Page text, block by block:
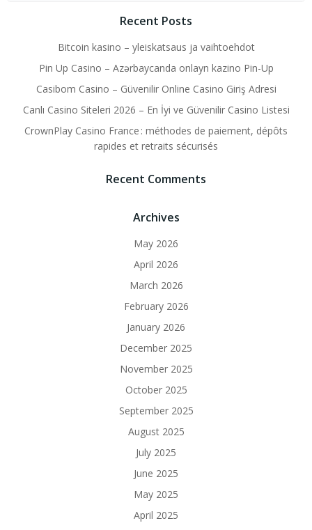
Recent Posts
Bitcoin kasino – yleiskatsaus ja vaihtoehdot
Pin Up Casino – Azərbaycanda onlayn kazino Pin-Up
Casibom Casino – Güvenilir Online Casino Giriş Adresi
Canlı Casino Siteleri 2026 – En İyi ve Güvenilir Casino Listesi
CrownPlay Casino France : méthodes de paiement, dépôts
rapides et retraits sécurisés
Recent Comments
Archives
May 2026
April 2026
March 2026
February 2026
January 2026
December 2025
November 2025
October 2025
September 2025
August 2025
July 2025
June 2025
May 2025
April 2025